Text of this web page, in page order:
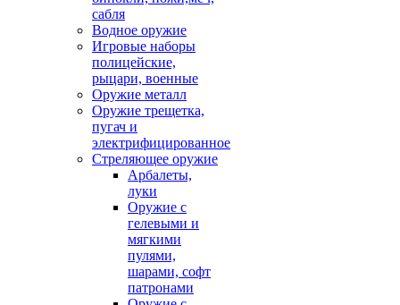
сабля
Водное оружие
Игровые наборы
полицейские,
рыцари, военные
Оружие металл
Оружие трещетка,
пугач и
электрифицированное
Стреляющее оружие
Арбалеты,
луки
Оружие с
гелевыми и
мягкими
пулями,
шарами, софт
патронами